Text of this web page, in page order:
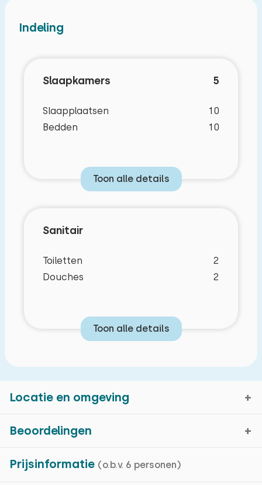
Prijsinformatie (o.b.v. 6 personen)
Indeling
Slaapkamers 5
Slaapplaatsen
10
Bedden
10
Toon alle details
Slaapkamerindeling
Slaapkamer 1
Verdieping:
Slaapplaatsen: 2
Bed: Eenpersoons
Ruimte voor extra kinderbed
Slaapkamer 2
Verdieping:
Sanitair
Toiletten
2
Douches
2
Toon alle details
Locatie en omgeving
Susteren, Limburg
Beoordelingen
Gemiddelde cijfer